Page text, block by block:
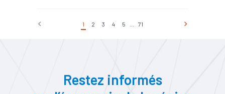
1 2 3 4 5 71
Restez informés